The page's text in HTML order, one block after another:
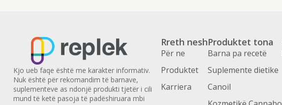
Kjo ueb faqe është me karakter informativ.
Nuk është për rekomandim të barnave,
suplementeve as ndonjë produkti tjetër i cili
mund të ketë pasoja të padëshiruara mbi
Rreth nesh
Për ne
Produktet
Karriera
Produktet tona
Barna pa recetë
Suplemente dietike
Canoil